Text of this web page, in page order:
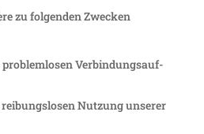
zu folgenden Zwecken
problem­losen Verbin­dungs­auf­
Nutzung unserer